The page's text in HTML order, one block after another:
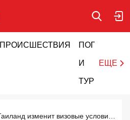
ПРОИСШЕСТВИЯ ПОГОДА
И
ТУРИЗМ
ЕЩЕ